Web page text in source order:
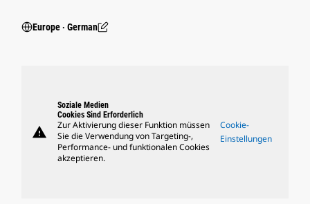
Europe ‧ German
warning
Soziale Medien
Cookies Sind Erforderlich
Zur Aktivierung dieser Funktion müssen
Sie die Verwendung von Targeting-,
Performance- und funktionalen Cookies
akzeptieren.
Cookie-
Einstellungen